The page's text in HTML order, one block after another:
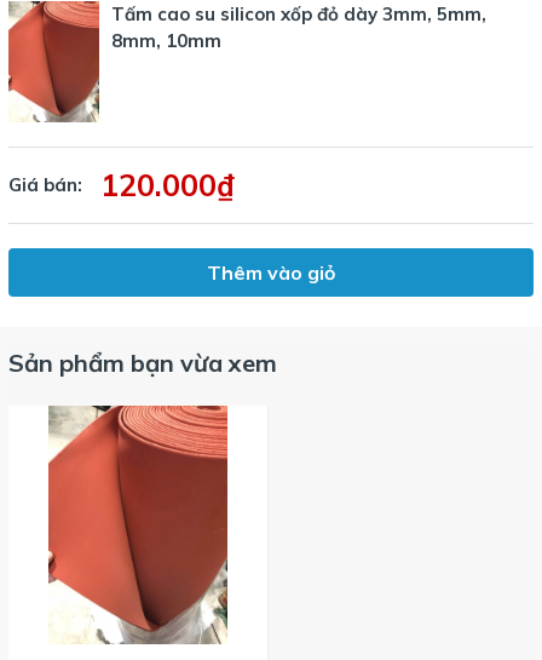
Ứng dụng
Cao su máy ép nhiệt
Chế biến thực phẩm, đóng gói, làm lạnh
Lò nung, máy sưởi
Gioăng cao su chịu nghiệt
Thiết bị gas, ống khói, ống dẫn
Các ứng dụng trong thiết bị điện và điện tử. và nhiều
ứng dụng khác
Tấm cao su silicon xốp đỏ dày 3mm, 5mm,
8mm, 10mm
Giá bán: 120.000₫
Thêm vào giỏ
Sản phẩm bạn vừa xem